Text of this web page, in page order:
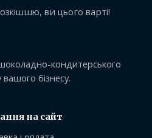
ви цього варті!
кондитерського
бізнесу.
на сайт